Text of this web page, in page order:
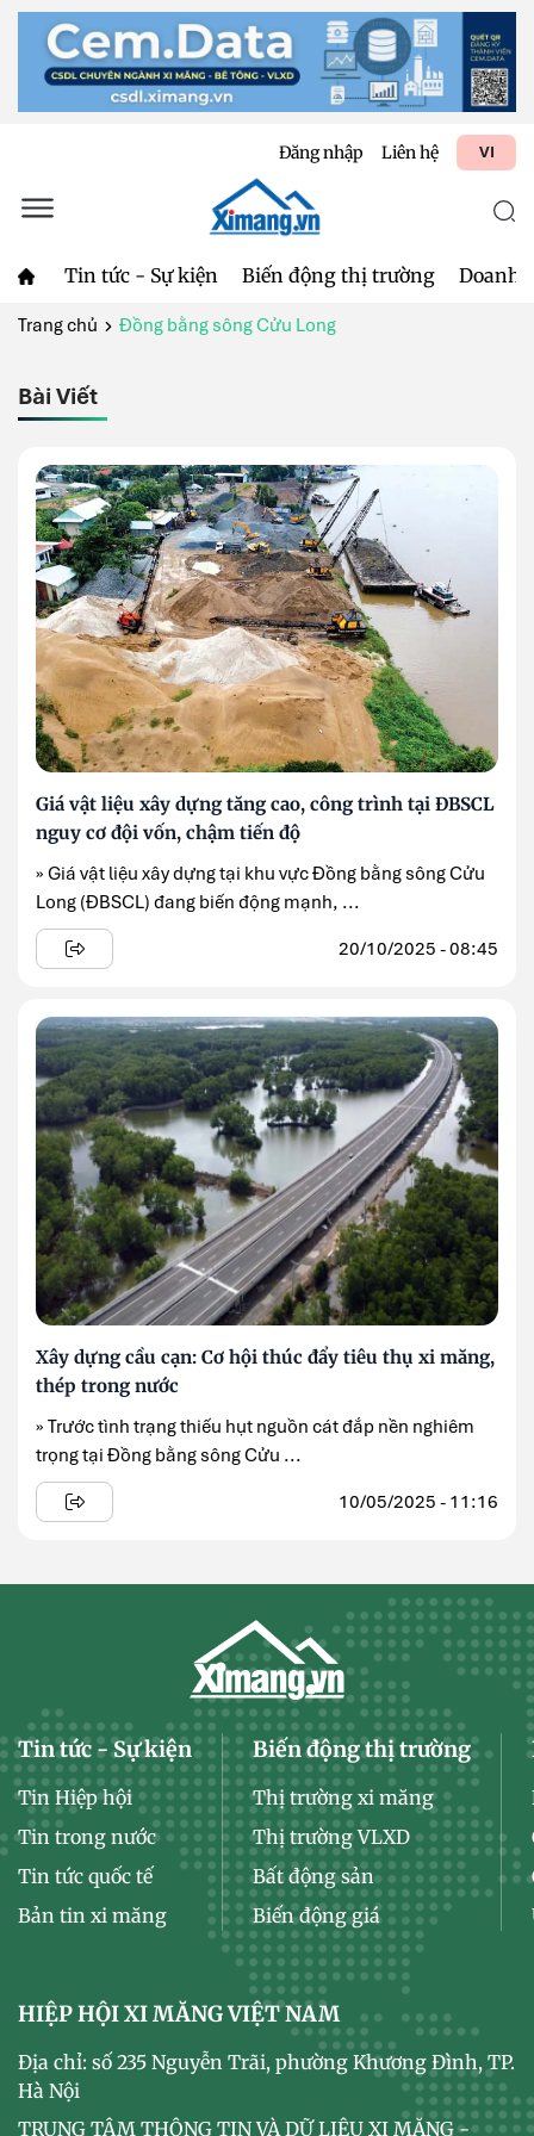
Đăng nhập Liên hệ VI
Tin tức - Sự kiện Biến động thị trường Doanh
Trang chủ Đồng bằng sông Cửu Long
Bài Viết
Giá vật liệu xây dựng tăng cao, công trình tại ĐBSCL
nguy cơ đội vốn, chậm tiến độ
» Giá vật liệu xây dựng tại khu vực Đồng bằng sông Cửu
Long (ĐBSCL) đang biến động mạnh, ...
20/10/2025 - 08:45
Xây dựng cầu cạn: Cơ hội thúc đẩy tiêu thụ xi măng,
thép trong nước
» Trước tình trạng thiếu hụt nguồn cát đắp nền nghiêm
trọng tại Đồng bằng sông Cửu ...
10/05/2025 - 11:16
Tin tức - Sự kiện
Tin Hiệp hội
Tin trong nước
Tin tức quốc tế
Bản tin xi măng
Biến động thị trường
Thị trường xi măng
Thị trường VLXD
Bất động sản
Biến động giá
HIỆP HỘI XI MĂNG VIỆT NAM
Địa chỉ: số 235 Nguyễn Trãi, phường Khương Đình, TP.
Hà Nội
TRUNG TÂM THÔNG TIN VÀ DỮ LIỆU XI MĂNG -